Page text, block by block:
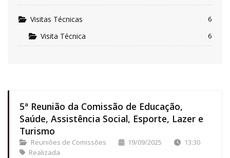
5ª Reunião da Comissão de Educação,
Saúde, Assistência Social, Esporte, Lazer e
Turismo
Reuniões de Comissões 19/09/2025
13:30
Realizada
Visitas Técnicas 6
Visita Técnica 6